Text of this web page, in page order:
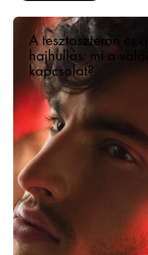
A tesztoszteron és a
hajhullás: mi a valódi
kapcsolat?